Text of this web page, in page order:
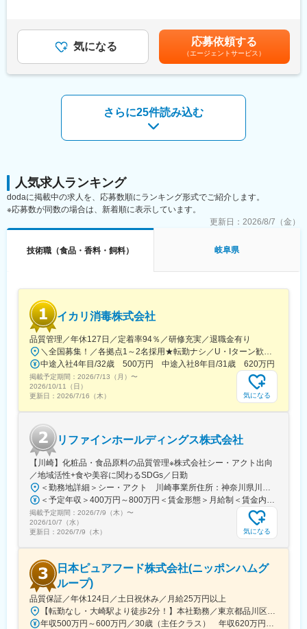
の分、制約に理解した上で制約に囚われず価値を産み出す達成感
は大きく、お客様の満足と店舗の売上と利益につながる、製造小
売企業として非常に重要な役割業務です。
とができる醍醐味があります。
＜メーカー商品開発との差別化＞
・中食、製造小売業のため、必ず商品が売場に並ぶことが魅力で
・顧客の意見がその日に返ってくるため開発スピードが早いこと
も魅力です。
■キャリアパス：
課長候補として部下のマネジメント（6名）を想定
■当社について：
ープの一員として、「食品スーパーバロー」のデリカコーナーや
「デリカキッチン」「にぎりたて」を展開。第16回からあげグラ
ンプリ(R)中日本スーパー総菜部門で最高金賞（6年連続金賞）を
受賞するなど、高い商品開発力を誇ります。
変更の範囲：会社の定める業務
り、選考を通じて上下する可能性があります。月給(月額)は固定手
当を含めた表記です。
気になる 応募依頼する
（エージェントサービス）
さらに25件読み込む
人気求人ランキング
dodaに掲載中の求人を、応募数順にランキング形式でご紹介します。
※応募数が同数の場合は、新着順に表示しています。
更新日： 2026/8/7（金）
技術職（食品・香料・飼料） 岐阜県
イカリ消毒株式会社
品質管理／年休127日／定着率94％／研修充実／退職金有り
中途入社4年目/32歳 500万円 中途入社8年目/31歳 620万円
掲載予定期間： 2026/7/13（月） 〜
2026/10/11（日）
更新日： 2026/7/16（木） 気になる
リファインホールディングス株式会社
【川崎】化粧品・食品原料の品質管理※株式会社シー・アクト出向
／地域活性+食や美容に関わるSDGs／日勤
掲載予定期間： 2026/7/9（木） 〜
2026/10/7（水）
更新日： 2026/7/9（木） 気になる
日本ピュアフード株式会社(ニッポンハムグ
ループ)
品質保証／年休124日／土日祝休み／月給25万円以上